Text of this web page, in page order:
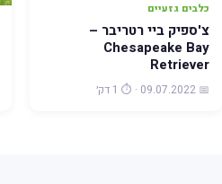
כלבים גזעיים
צ'ספיק ביי רטריבר –
Chesapeake Bay
Retriever
📅 09.07.2022 · ⏱️ 1 דק׳